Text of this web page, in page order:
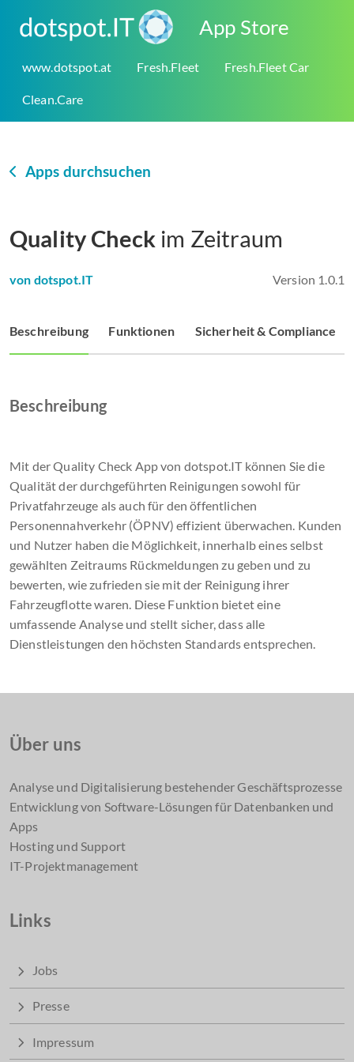
App Store
www.dotspot.at Fresh.Fleet Fresh.Fleet Car
Clean.Care
Apps durchsuchen
Quality Check im Zeitraum
von dotspot.IT Version 1.0.1
Beschreibung Funktionen Sicherheit & Compliance
Beschreibung
Mit der Quality Check App von dotspot.IT können Sie die
Qualität der durchgeführten Reinigungen sowohl für
Privatfahrzeuge als auch für den öffentlichen
Personennahverkehr (ÖPNV) effizient überwachen. Kunden
und Nutzer haben die Möglichkeit, innerhalb eines selbst
gewählten Zeitraums Rückmeldungen zu geben und zu
bewerten, wie zufrieden sie mit der Reinigung ihrer
Fahrzeugflotte waren. Diese Funktion bietet eine
umfassende Analyse und stellt sicher, dass alle
Dienstleistungen den höchsten Standards entsprechen.
Qualitätssicherungs-Checks.
Detaillierte Analyse und Bewertung der
Reinigungsleistungen.
Übersichtliche Darstellung der Qualitätsbewertungen
im Dashboard.
Automatische Benachrichtigungen bei schlechten
Anpassbare Zeiträume für die Durchführung von
Qualitätschecks.
Über uns
Analyse und Digitalisierung bestehender Geschäftsprozesse
Entwicklung von Software-Lösungen für Datenbanken und
Apps
Hosting und Support
IT-Projektmanagement
Links
Jobs
Presse
Impressum